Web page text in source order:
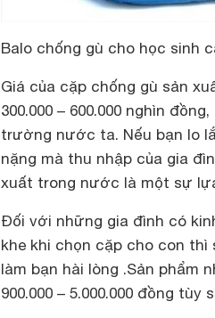
Balo chống gù cho học sinh
Giá của cặp chống gù sản
300.000 – 600.000 nghìn
trường nước ta. Nếu bạn lo
nặng mà thu nhập của gia
xuất trong nước là một sự
Đối với những gia đình có
khe khi chọn cặp cho con
làm bạn hài lòng .Sản phẩm
900.000 – 5.000.000 đồng tùy